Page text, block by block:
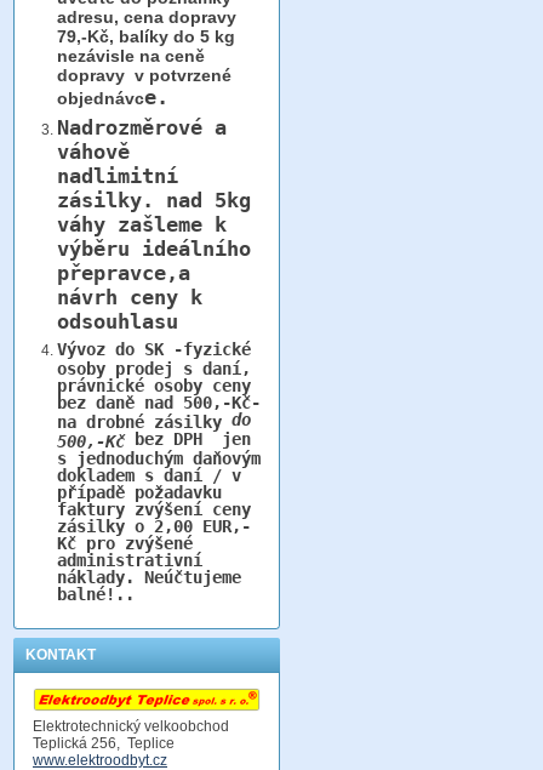
adresu, cena dopravy
79,-Kč, balíky do 5 kg
nezávisle na ceně
dopravy v potvrzené
objednávce.
Nadrozměrové a
váhově
nadlimitní
zásilky. nad 5kg
váhy zašleme k
výběru ideálního
přepravce,a
návrh ceny k
odsouhlasu
Vývoz do SK -fyzické
osoby prodej s daní,
právnické osoby ceny
bez daně nad 500,-Kč-
na drobné zásilky do
500,-Kčbez DPH jen
s jednoduchým daňovým
dokladem s daní / v
případě požadavku
faktury zvýšení ceny
zásilky o 2,00 EUR,-
Kč pro zvýšené
administrativní
náklady. Neúčtujeme
balné!..
KONTAKT
Elektrotechnický velkoobchod
Teplická 256, Teplice
www.elektroodbyt.cz